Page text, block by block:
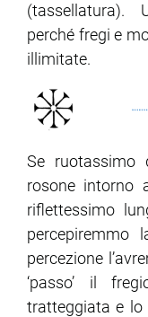
(tassellatura).
perché fregi e
illimitate.
Se
rosone intorno
riflettessimo
percepiremmo
percezione
‘passo’ il
tratteggiata e lo